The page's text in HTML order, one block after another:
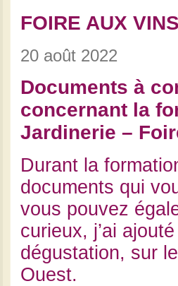
FOIRE AUX
20 août 2022
Documents à
concernant la
Jardinerie –
Durant la
documents qui
vous pouvez
curieux, j’ai
dégustation, sur
Ouest.